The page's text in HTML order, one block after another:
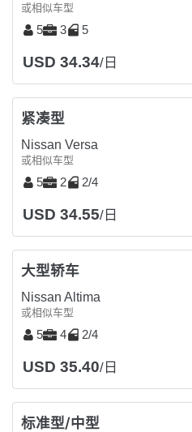
或相似车型
5 3 5
USD 34.34/日
紧凑型
Nissan Versa
或相似车型
5 2 2/4
USD 34.55/日
大型轿车
Nissan Altima
或相似车型
5 4 2/4
USD 35.40/日
标准型/中型